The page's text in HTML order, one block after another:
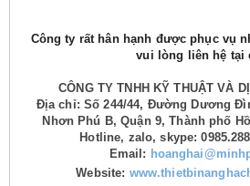
Công ty rất hân hạnh được phục vụ
vui lòng liên hệ tại
CÔNG TY TNHH KỸ THUẬT VÀ
Địa chỉ: Số 244/44, Đường Dương
Nhơn Phú B, Quận 9, Thành phố
Hotline, zalo, skype:
Email:
Website: